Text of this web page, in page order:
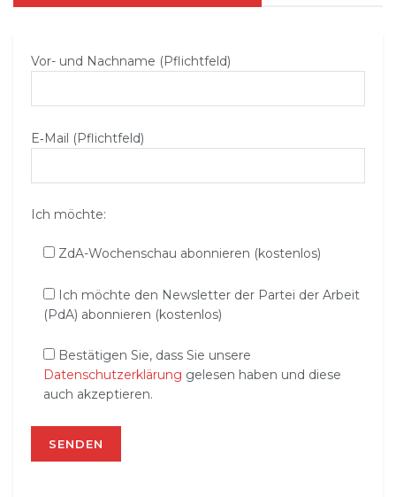
Vor- und Nachname (Pflichtfeld)
E‑Mail (Pflichtfeld)
Ich möchte:
ZdA-Wochenschau abonnieren (kostenlos)
Ich möchte den Newsletter der Partei der Arbeit
(PdA) abonnieren (kostenlos)
Bestätigen Sie, dass Sie unsere
Datenschutzerklärung gelesen haben und diese
auch akzeptieren.